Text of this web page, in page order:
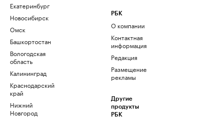
Екатеринбург
Новосибирск
Омск
Башкортостан
Вологодская
область
Калининград
Краснодарский
край
Нижний
Новгород
РБК
О компании
Контактная
информация
Редакция
Размещение
рекламы
Другие
продукты
РБК